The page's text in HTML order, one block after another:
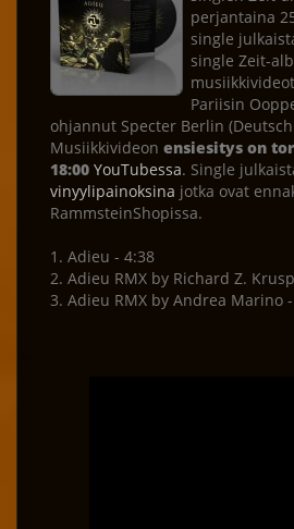
perjantaina
single
single Zeit-
Pariisin
ohjannut Specter Berlin
Musiikkivideon ensiesitys on
18:00 YouTubessa. Single
vinyylipainoksina jotka ovat
RammsteinShopissa.
1. Adieu - 4:38
2. Adieu RMX by Richard Z.
3. Adieu RMX by Andrea Marino